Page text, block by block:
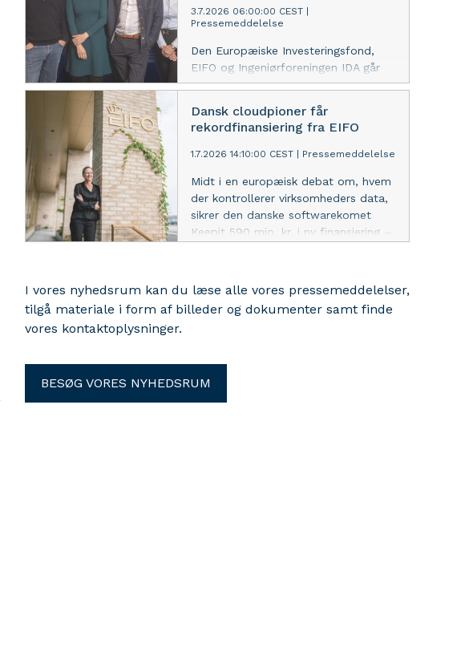
et nyt forretningsområde.
3.7.2026 06:00:00 CEST
Pressemeddelelse
Den Europæiske Investeringsfond,
EIFO og Ingeniørforeningen IDA går
med i Climentum Capitals anden
klimateknologisk innovation og
bidrage til omstillingen af europæiske
industrier og erhverv, der fortsat er
Dansk cloudpioner får
rekordfinansiering fra EIFO
1.7.2026 14:10:00 CEST Pressemeddelelse
Midt i en europæisk debat om, hvem
der kontrollerer virksomheders data,
sikrer den danske softwarekomet
Keepit 590 mio. kr. i ny finansiering –
I vores nyhedsrum kan du læse alle vores pressemeddelelser,
tilgå materiale i form af billeder og dokumenter samt finde
vores kontaktoplysninger.
BESØG VORES NYHEDSRUM